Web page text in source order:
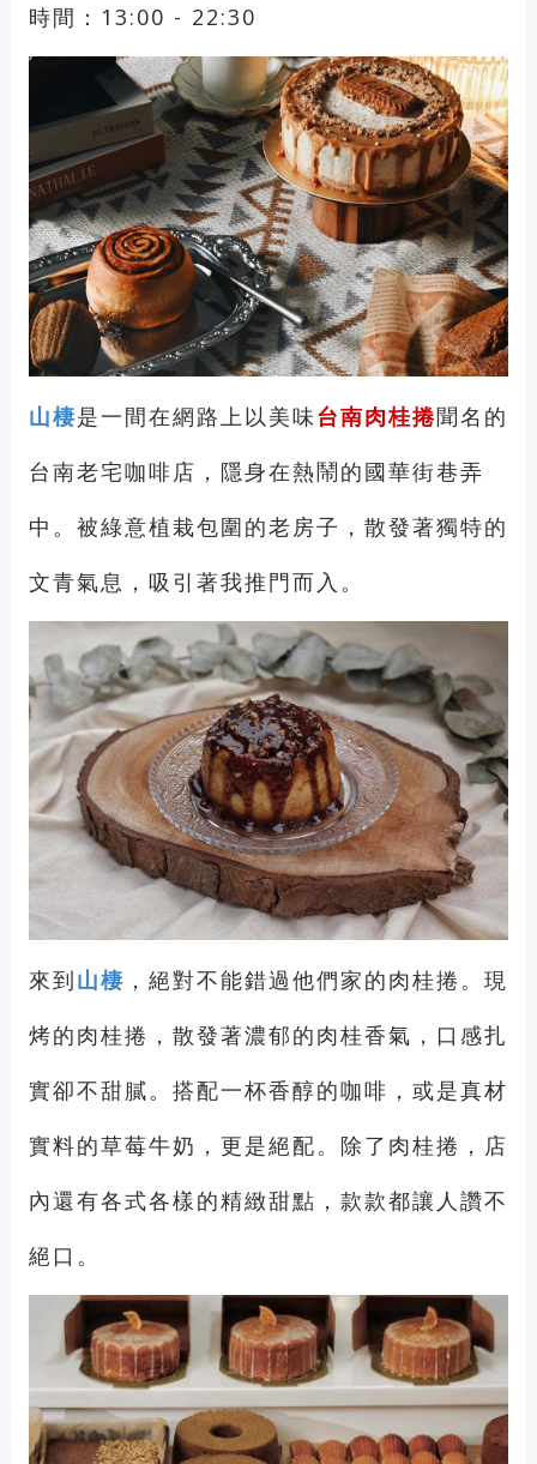
時間：13:00 - 22:30
山棲是一間在網路上以美味台南肉桂捲聞名的
台南老宅咖啡店，隱身在熱鬧的國華街巷弄
中。被綠意植栽包圍的老房子，散發著獨特的
文青氣息，吸引著我推門而入。
來到山棲 ，絕對不能錯過他們家的肉桂捲。現
烤的肉桂捲，散發著濃郁的肉桂香氣，口感扎
實卻不甜膩。搭配一杯香醇的咖啡，或是真材
實料的草莓牛奶，更是絕配。除了肉桂捲，店
內還有各式各樣的精緻甜點，款款都讓人讚不
絕口。